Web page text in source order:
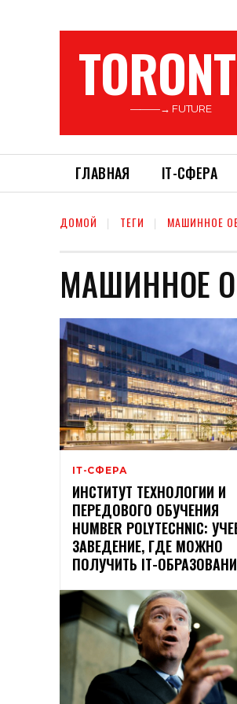
———→ FUTURE
ГЛАВНАЯ ІТ-СФЕРА
ДОМОЙ ТЕГИ МАШИННОЕ
МАШИННОЕ
ІТ-СФЕРА
ИНСТИТУТ ТЕХНОЛОГИИ И
ПЕРЕДОВОГО ОБУЧЕНИЯ
HUMBER POLYTECHNIC:
ЗАВЕДЕНИЕ, ГДЕ МОЖНО
ПОЛУЧИТЬ ІТ-